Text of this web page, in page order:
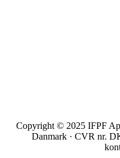
Copyright © 2025 IFPF
Danmark · CVR nr.